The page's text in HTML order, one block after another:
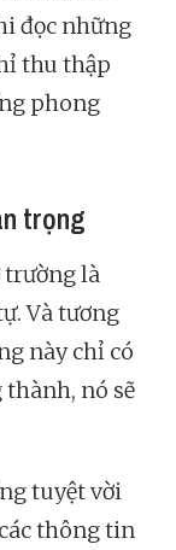
đọc những
thu thập
phong
trọng
trường là
Và tương
này chỉ có
nó sẽ
tuyệt vời
thông tin